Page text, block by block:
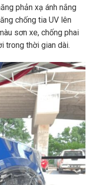
phản xạ ánh nắng
chống tia UV lên
sơn xe, chống phai
trong thời gian dài.